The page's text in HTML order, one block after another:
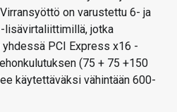
on varustettu 6- ja
lisävirtaliittimillä, jotka
PCI Express x16 -
(75 + 75 +150
käytettäväksi vähintään 600-